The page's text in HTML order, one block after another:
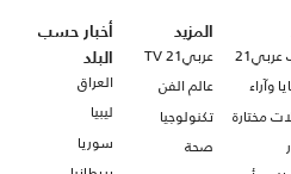
عربي21
وآراء
مختارة
المزيد
عربي21 TV
عالم الفن
تكنولوجيا
صحة
أخبار حسب
البلد
العراق
ليبيا
سوريا